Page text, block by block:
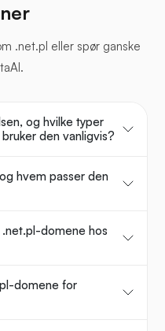
.net.pl eller spør ganske
og hvilke typer
den vanligvis?
hvem passer den
domene hos
domene for